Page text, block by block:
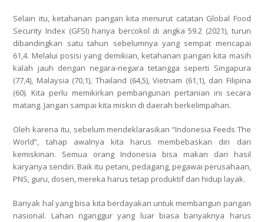
Selain itu, ketahanan pangan kita menurut catatan Global Food
Security Index (GFSI) hanya bercokol di angka 59.2 (2021), turun
dibandingkan satu tahun sebelumnya yang sempat mencapai
61,4. Melalui posisi yang demikian, ketahanan pangan kita masih
kalah jauh dengan negara-negara tetangga seperti Singapura
(77,4), Malaysia (70,1), Thailand (64,5), Vietnam (61,1), dan Filipina
(60). Kita perlu memikirkan pembangunan pertanian ini secara
matang. Jangan sampai kita miskin di daerah berkelimpahan.
Oleh karena itu, sebelum mendeklarasikan “Indonesia Feeds The
World”, tahap awalnya kita harus membebaskan diri dari
kemiskinan. Semua orang Indonesia bisa makan dari hasil
karyanya sendiri. Baik itu petani, pedagang, pegawai perusahaan,
PNS, guru, dosen, mereka harus tetap produktif dan hidup layak.
Banyak hal yang bisa kita berdayakan untuk membangun pangan
nasional. Lahan nganggur yang luar biasa banyaknya harus